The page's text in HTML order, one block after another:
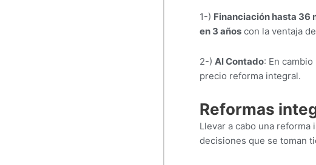
1-) Financiación hasta 36
en 3 añoscon la ventaja
2-) Al Contado: En
precio reforma integral.
Reformas
Llevar a cabo una
decisiones que se toman